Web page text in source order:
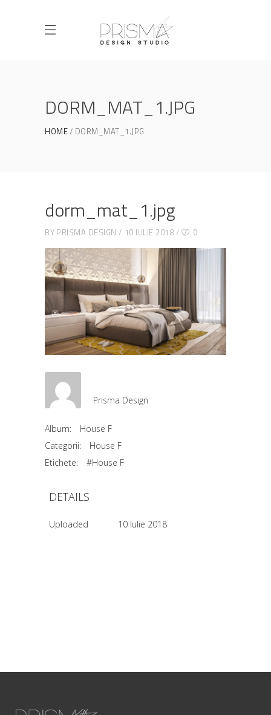
DORM_MAT_1.JPG
HOME DORM_MAT_1.JPG
dorm_mat_1.jpg
BY PRISMA DESIGN 10 IULIE 2018 0
Prisma Design
Album:
House F
Categorii:
House F
Etichete:
#House F
DETAILS
Uploaded 10 Iulie 2018